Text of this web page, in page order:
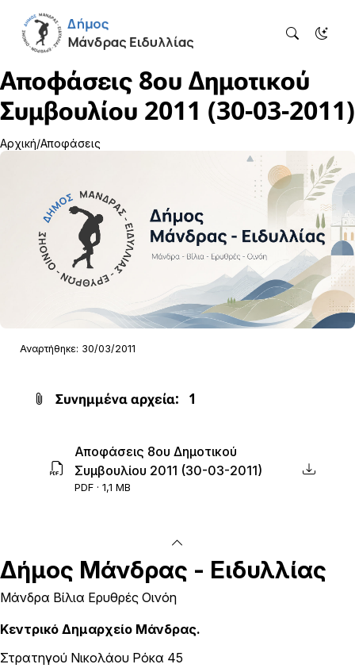
Αποφάσεις 8ου Δημοτικού
Συμβουλίου 2011 (30-03-2011)
Αρχική Αποφάσεις
Αναρτήθηκε: 30/03/2011
Συνημμένα αρχεία: 1
Αποφάσεις 8ου Δημοτικού
Συμβουλίου 2011 (30-03-2011)
PDF · 1,1 MB
Δήμος Μάνδρας - Ειδυλλίας
Μάνδρα Βίλια Ερυθρές Οινόη
Κεντρικό Δημαρχείο Μάνδρας.
Στρατηγού Νικολάου Ρόκα 45